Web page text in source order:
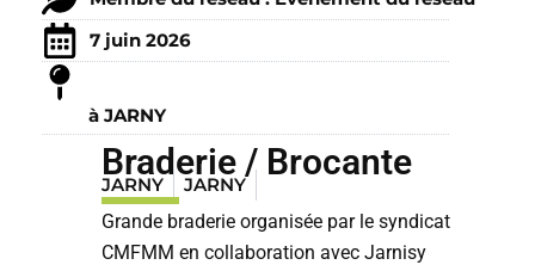
7 juin 2026
à JARNY
Braderie / Brocante
JARNY
JARNY
Grande braderie organisée par le syndicat
CMFMM en collaboration avec Jarnisy